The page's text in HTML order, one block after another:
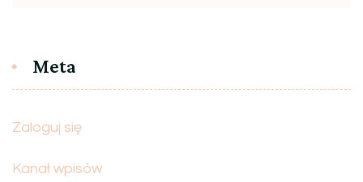
Meta
Zaloguj się
Kanał wpisów